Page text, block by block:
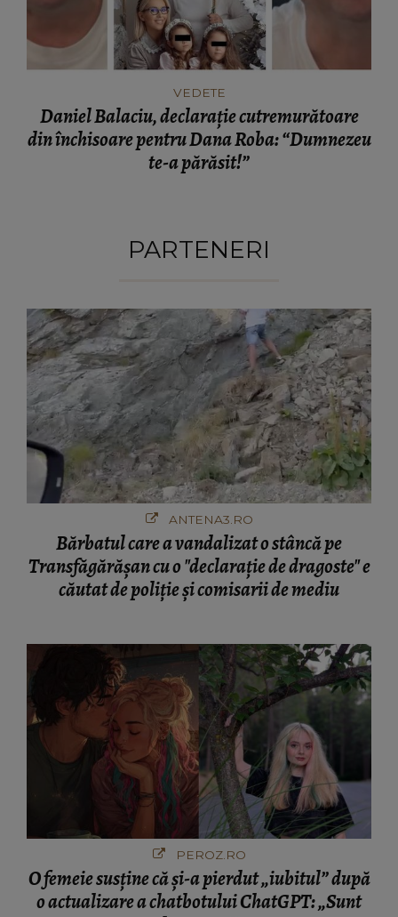
VEDETE
Daniel Balaciu, declarație cutremurătoare
din închisoare pentru Dana Roba: “Dumnezeu
te-a părăsit!”
PARTENERI
ANTENA3.RO
Bărbatul care a vandalizat o stâncă pe
Transfăgărășan cu o "declaraţie de dragoste" e
căutat de poliție și comisarii de mediu
PEROZ.RO
O femeie susține că și-a pierdut „iubitul” după
o actualizare a chatbotului ChatGPT: „Sunt